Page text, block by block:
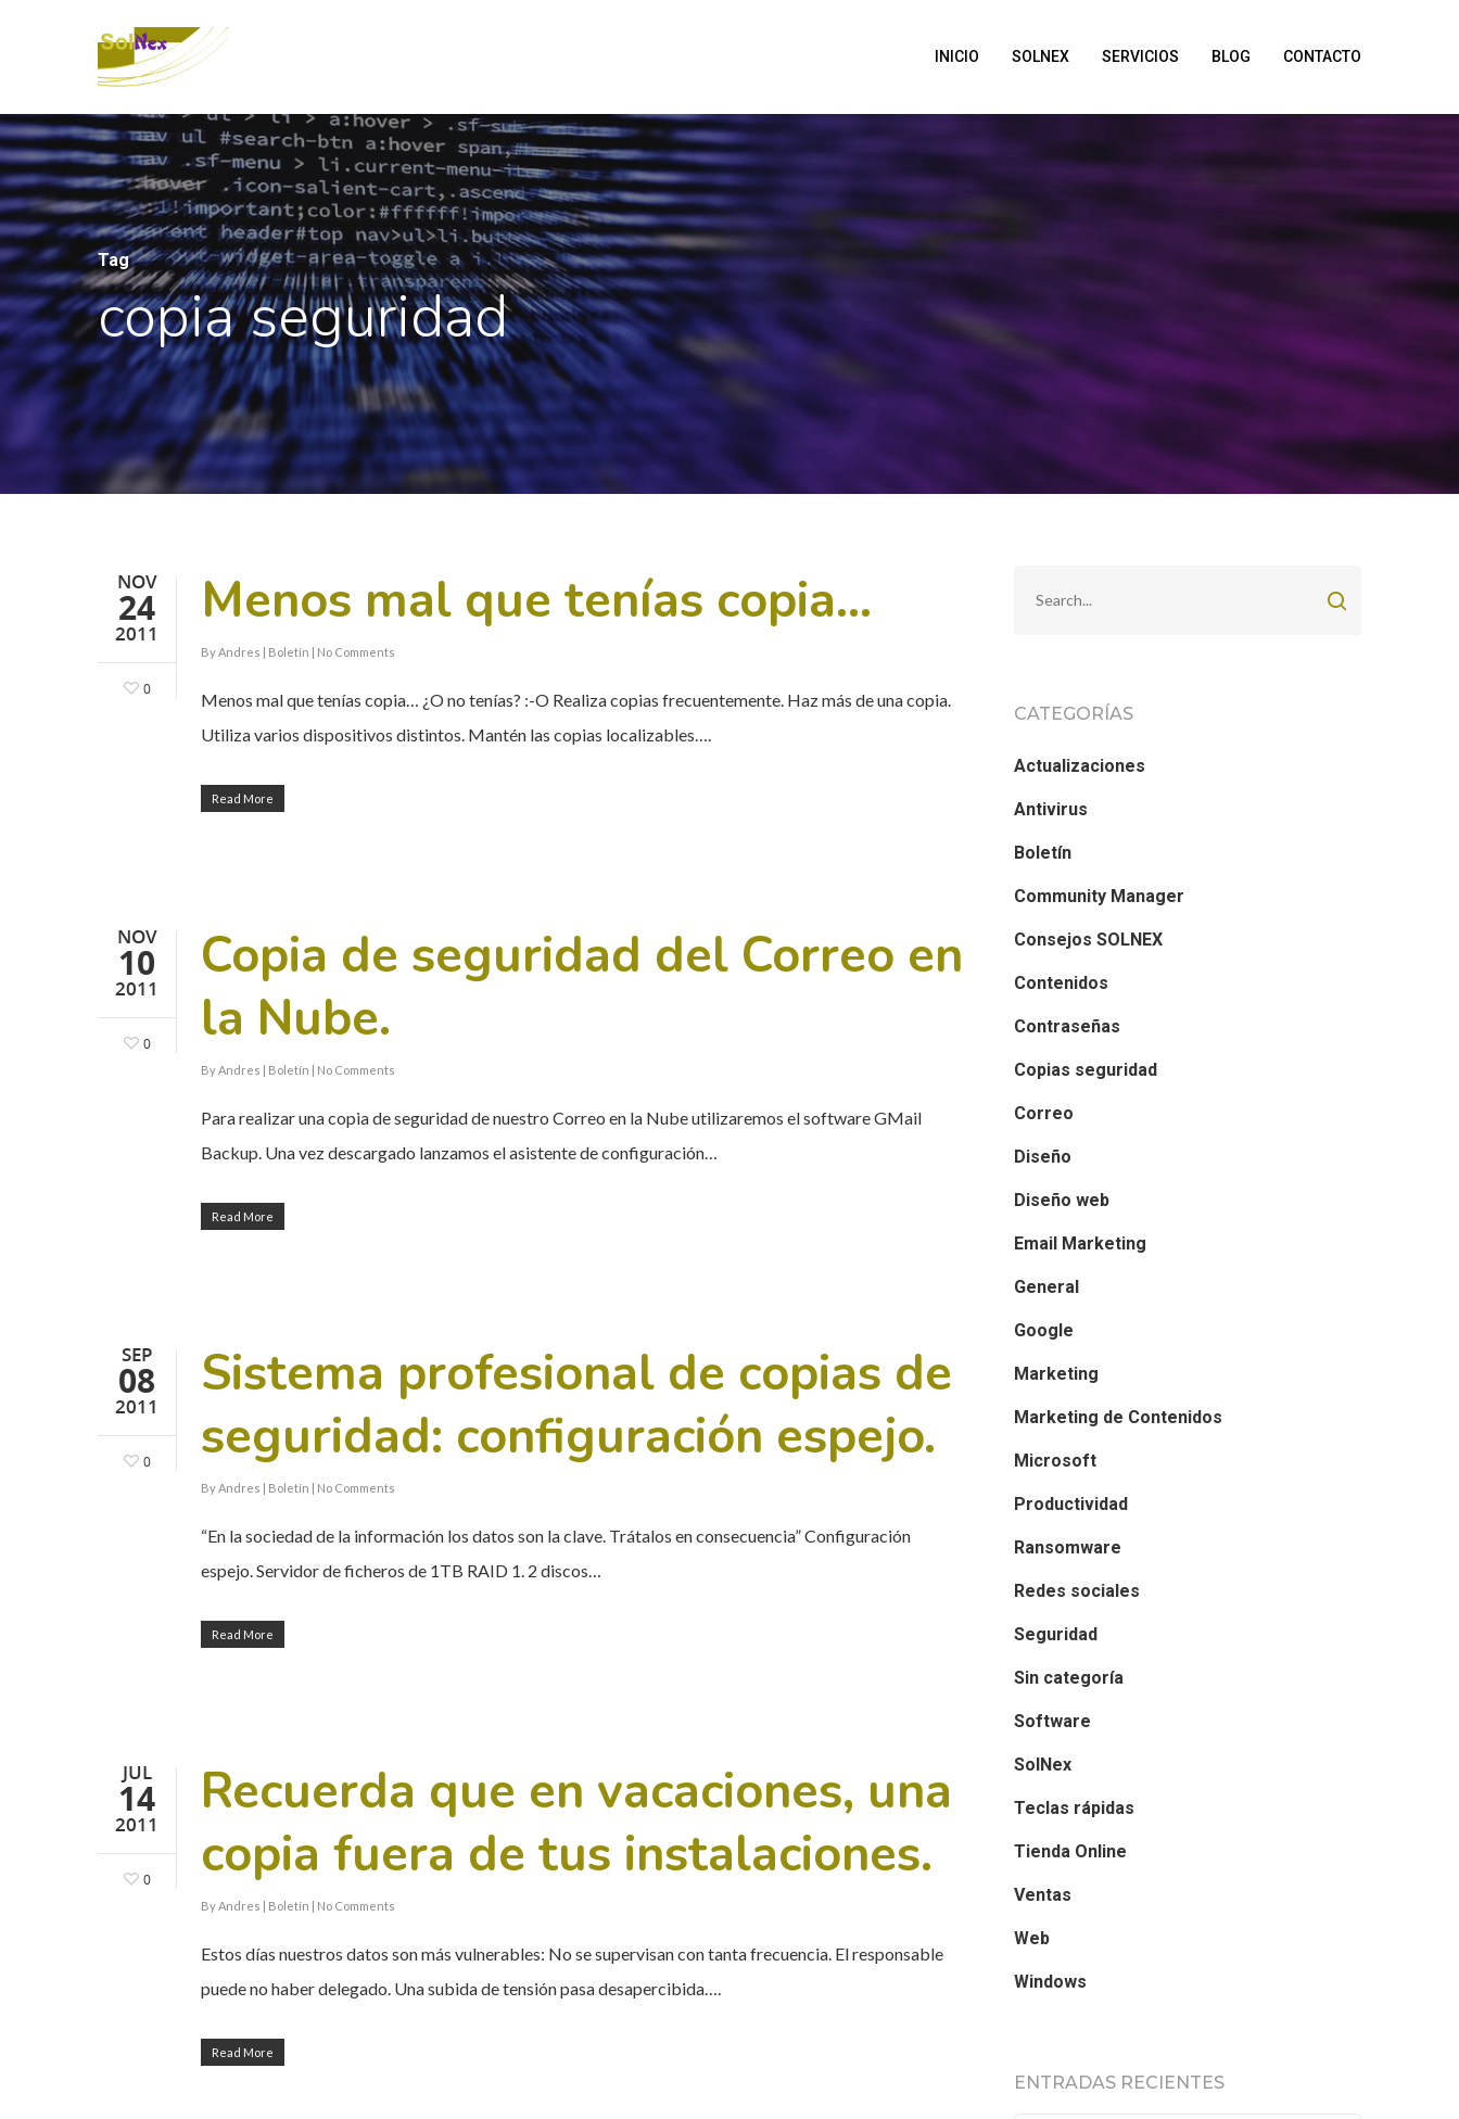
INICIO SOLNEX SERVICIOS BLOG CONTACTO
Tag
copia seguridad
NOV
24
2011
0
Menos mal que tenías copia…
By Andres | Boletín | No Comments
Menos mal que tenías copia… ¿O no tenías? :-O Realiza copias frecuentemente. Haz más de una copia.
Utiliza varios dispositivos distintos. Mantén las copias localizables….
Read More
NOV
10
2011
0
Copia de seguridad del Correo en
la Nube.
By Andres | Boletín | No Comments
Para realizar una copia de seguridad de nuestro Correo en la Nube utilizaremos el software GMail
Backup. Una vez descargado lanzamos el asistente de configuración…
Read More
SEP
08
2011
0
Sistema profesional de copias de
seguridad: configuración espejo.
By Andres | Boletín | No Comments
“En la sociedad de la información los datos son la clave. Trátalos en consecuencia” Configuración
espejo. Servidor de ficheros de 1TB RAID 1. 2 discos…
Read More
JUL
14
2011
0
Recuerda que en vacaciones, una
copia fuera de tus instalaciones.
By Andres | Boletín | No Comments
Estos días nuestros datos son más vulnerables: No se supervisan con tanta frecuencia. El responsable
puede no haber delegado. Una subida de tensión pasa desapercibida….
Read More
CATEGORÍAS
Actualizaciones
Antivirus
Boletín
Community Manager
Consejos SOLNEX
Contenidos
Contraseñas
Copias seguridad
Correo
Diseño
Diseño web
Email Marketing
General
Google
Marketing
Marketing de Contenidos
Microsoft
Productividad
Ransomware
Redes sociales
Seguridad
Sin categoría
Software
SolNex
Teclas rápidas
Tienda Online
Ventas
Web
Windows
ENTRADAS RECIENTES